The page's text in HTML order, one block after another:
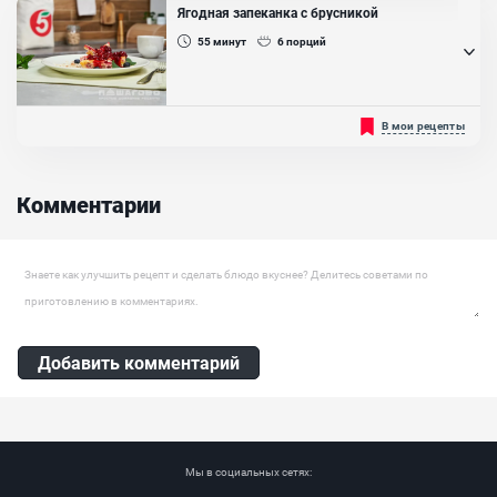
приготовить и без неё. На обычной сковороде....
Ингредиенты:
Яйцо куриное, Сахар, Мука пшеничная высш. сорта, Масло
сливочное, Молоко, Ванильный сахар
Ягодная запеканка с брусникой
55минут 6порций
Ягодная запеканка с брусникой — это интересный вариант
традиционной творожной запеканки: нежная начинка
Блюдо получается вкусным и оригинальным. Подавайте...
цедра, Сахар, Масло сливочное, Масло растительное
В мои рецепты
Комментарии
Оставить комментарий
Добавить комментарий
Мы в социальных сетях: